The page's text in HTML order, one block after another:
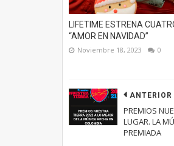
LIFETIME ESTRENA
“AMOR EN NAVIDAD”
Noviembre 18, 2023 0
ANTERIOR
PREMIOS
LUGAR. LA
PREMIADA